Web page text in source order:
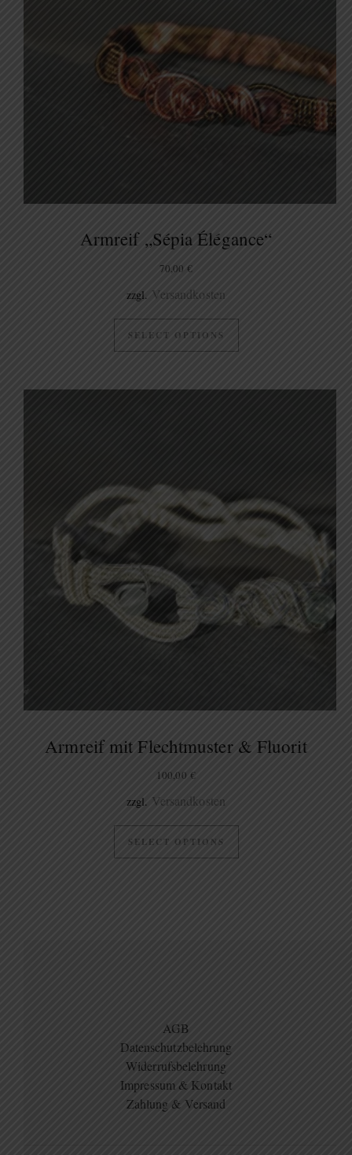
Armreif „Sépia Élégance“
70,00€
zzgl. Versandkosten
SELECT OPTIONS
Armreif mit Flechtmuster & Fluorit
100,00 €
zzgl. Versandkosten
SELECT OPTIONS
AGB
Datenschutzbelehrung
Widerrufsbelehrung
Impressum & Kontakt
Zahlung & Versand